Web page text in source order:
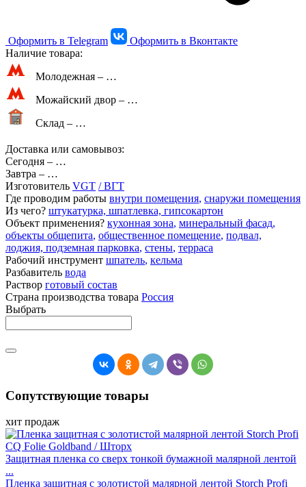
Оформить в Telegram
Оформить в Вконтакте
Наличие товара:
Молодежная – …
Можайский двор – …
Склад – …
Доставка или самовывоз:
Сегодня – …
Завтра – …
Изготовитель VGT / ВГТ
Где проводим работы внутри помещения, снаружи помещения
Из чего? штукатурка, шпатлевка, гипсокартон
Объект применения? кухонная зона, минеральный фасад,
объекты общепита, общественное помещение, подвал,
лоджия, подземная парковка, стены, терраса
Рабочий инструмент шпатель, кельма
Разбавитель вода
Раствор готовый состав
Страна производства товара Россия
Выбрать
Сопутствующие товары
хит продаж
Защитная пленка со сверх тонкой бумажной малярной лентой
...
Пленка защитная с золотистой малярной лентой Storch Profi